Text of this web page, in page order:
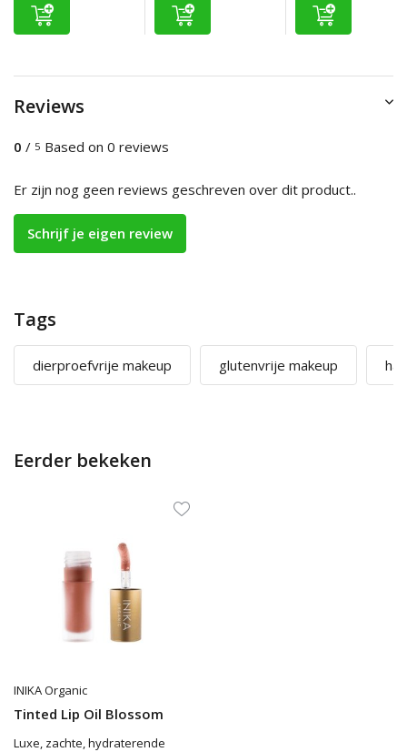
Reviews
0 / 5 Based on 0 reviews
Er zijn nog geen reviews geschreven over dit product..
Schrijf je eigen review
Tags
dierproefvrije makeup glutenvrije makeup
Eerder bekeken
INIKA Organic
Tinted Lip Oil Blossom
Luxe, zachte, hydraterende